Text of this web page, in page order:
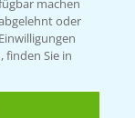
machen
oder
finden Sie in